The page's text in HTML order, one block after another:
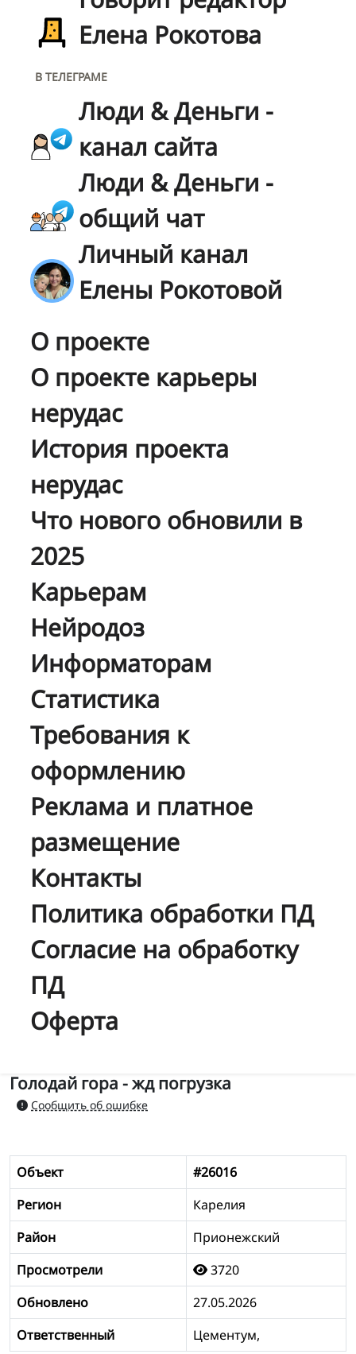
Елена Рокотова
В ТЕЛЕГРАМЕ
Люди & Деньги -
канал сайта
Люди & Деньги -
общий чат
Личный канал
Елены Рокотовой
О проекте
О проекте карьеры
нерудас
История проекта
нерудас
Что нового обновили в
2025
Карьерам
Нейродоз
Информаторам
Статистика
Требования к
оформлению
Реклама и платное
размещение
Контакты
Политика обработки ПД
Согласие на обработку
ПД
Оферта
Голодай гора - жд погрузка
Сообщить об ошибке
Объект
#26016
Регион
Карелия
Район
Прионежский
Просмотрели
3720
Обновлено
27.05.2026
Ответственный
Цементум,